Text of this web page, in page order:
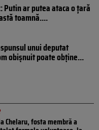
ar putea ataca o țară
toamnă....
unui deputat
obișnuit poate obține...
Chelaru, fosta membră a